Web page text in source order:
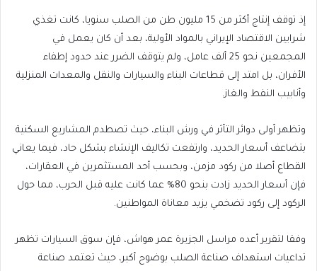
إذ توقف إنتاج أكثر من 15 مليون طن من الصلب سنويا، كانت تغذي
شرايين الاقتصاد الإيراني بالمواد الأولية، بعد أن كان يعمل في
المجمعين نحو 25 ألف عامل، ولم يتوقف الضرر عند حدود إطفاء
الأفران، بل امتد إلى قطاعات البناء والسيارات والنقل والمعدات المنزلية
وأنابيب النفط والغاز.
وتظهر أولى دوائر التأثر في ورش البناء، حيث تصطدم المشاريع السكنية
بتضاعف أسعار الحديد، وارتفعت تكاليف الإنشاء بشكل حاد، فيما يعاني
القطاع أصلا من ركود مزمن، وبحسب أحد المستثمرين في العقارات،
فإن أسعار الحديد زادت بنحو 80% عما كانت عليه قبل الحرب، مما حول
الركود إلى ركود تضخمي يزيد معاناة المواطنين.
وفقا لتقرير أعده مراسل الجزيرة عمر هواش، فإن سوق السيارات تظهر
تداعيات استهداف صناعة الصلب بوضوح أكبر، حيث تعتمد صناعة